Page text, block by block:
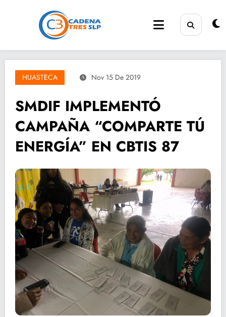
HUASTECA Nov 15 De 2019
SMDIF IMPLEMENTÓ
CAMPAÑA “COMPARTE TÚ
ENERGÍA” EN CBTIS 87